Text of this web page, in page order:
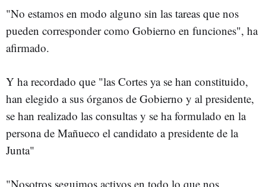
"No estamos en modo alguno sin las tareas que nos
pueden corresponder como Gobierno en funciones", ha
afirmado.
Y ha recordado que "las Cortes ya se han constituido,
han elegido a sus órganos de Gobierno y al presidente,
se han realizado las consultas y se ha formulado en la
persona de Mañueco el candidato a presidente de la
Junta"
"Nosotros seguimos activos en todo lo que nos